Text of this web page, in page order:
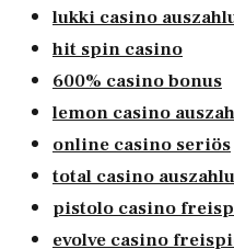
lukki casino
hit spin casino
600% casino bonus
lemon casino
online casino seriös
total casino
pistolo casino
evolve casino